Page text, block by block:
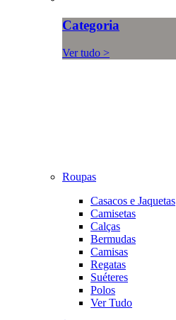
Categoria
Ver tudo >
Roupas
Casacos e Jaquetas
Camisetas
Calças
Bermudas
Camisas
Regatas
Suéteres
Polos
Ver Tudo